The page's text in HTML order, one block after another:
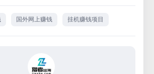
国外网上赚钱 挂机赚钱项目